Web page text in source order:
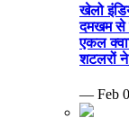
खेलो
दमखम से
एकल
शटलरों
— Feb